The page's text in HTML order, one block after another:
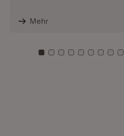
Mehr
Zu Kachel: 0
Zu Kachel: 1
Zu Kachel: 2
Zu Kachel: 3
ZuZuZuZu